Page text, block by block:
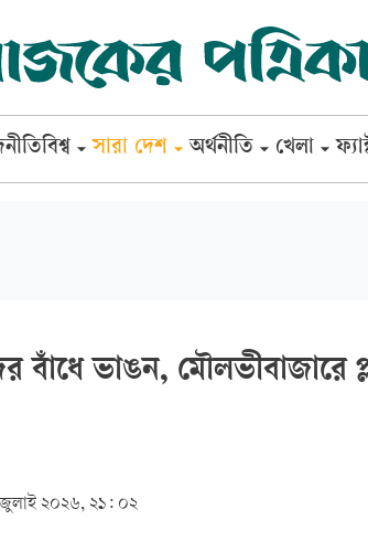
বিশ্ব সারা দেশ অর্থনীতি খেলা
বাঁধে ভাঙন, মৌলভীবাজারে
২০২৬, ২১: ০২